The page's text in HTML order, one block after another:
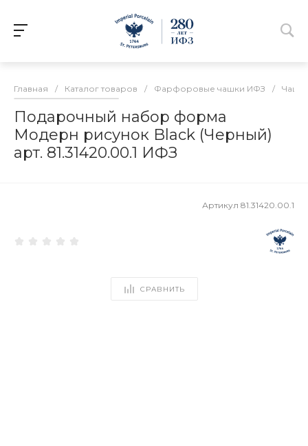
Главная / Каталог товаров / Фарфоровые чашки ИФЗ /
Подарочный набор форма
Модерн рисунок Black (Черный)
арт. 81.31420.00.1 ИФЗ
Артикул 81.31420.00.1
СРАВНИТЬ